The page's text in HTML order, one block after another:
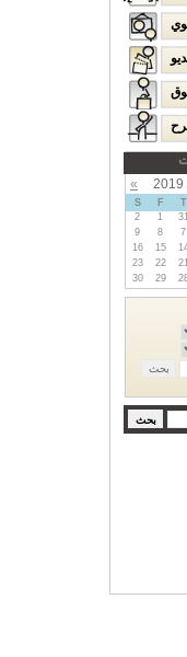
»
T
F
S
1
2
7
8
9
15
16
22
23
29
30